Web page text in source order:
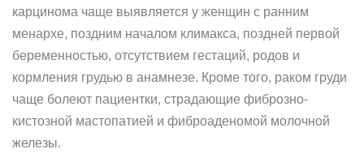
карцинома чаще выявляется у женщин с ранним
менархе, поздним началом климакса, поздней первой
беременностью, отсутствием гестаций, родов и
кормления грудью в анамнезе. Кроме того, раком груди
чаще болеют пациентки, страдающие фиброзно-
кистозной мастопатией и фиброаденомой молочной
железы.